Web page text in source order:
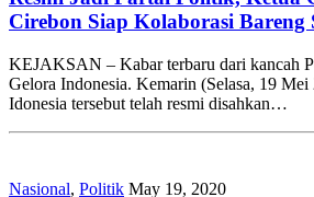
Cirebon Siap Kolaborasi Bareng
KEJAKSAN – Kabar terbaru dari kancah
Gelora Indonesia. Kemarin (Selasa, 19
Idonesia tersebut telah resmi disahkan…
Nasional, Politik May 19, 2020